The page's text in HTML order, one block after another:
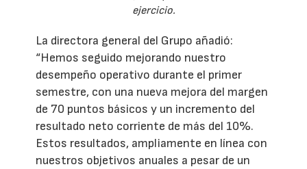
ejercicio.
La directora general del Grupo añadió:
“Hemos seguido mejorando nuestro
desempeño operativo durante el primer
semestre, con una nueva mejora del margen
de 70 puntos básicos y un incremento del
resultado neto corriente de más del 10%.
Estos resultados, ampliamente en línea con
nuestros objetivos anuales a pesar de un